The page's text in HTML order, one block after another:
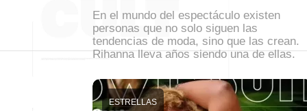
En el mundo del espectáculo existen
personas que no solo siguen las
tendencias de moda, sino que las crean.
Rihanna lleva años siendo una de ellas.
ESTRELLAS